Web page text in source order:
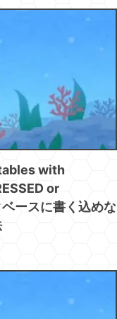
with
or
ースに書く込めな